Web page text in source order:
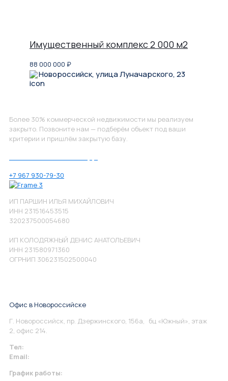
Имущественный комплекс 2 000 м2
88 000 000 ₽
Новороссийск, улица Луначарского, 23
Более 30% коммерческой недвижимости мы реализуем
закрыто. Позвоните нам — подберём объект под ваши
критерии и пришлём закрытую базу.
+7 967 930-79-30
ИП ПАРШИН ИЛЬЯ МИХАЙЛОВИЧ
ИНН 231516453515
320237500054680
ИП КОЛОДЯЖНЫЙ ДЕНИС АНАТОЛЬЕВИЧ
ИНН 231580971360
ОГРНИП 306231502500040
Офис в Новороссийске
Г. Новороссийск, пр. Дзержинского, 156а, бц «Южный», этаж
2, офис 214.
Тел:
Email:
График работы: